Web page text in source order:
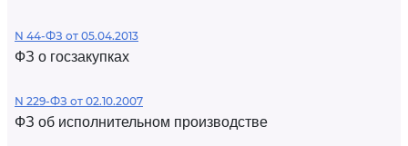
N 44-ФЗ от 05.04.2013
ФЗ о госзакупках
N 229-ФЗ от 02.10.2007
ФЗ об исполнительном производстве